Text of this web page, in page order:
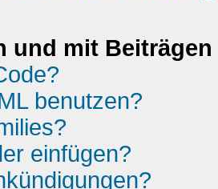
und mit
benutzen?
einfügen?